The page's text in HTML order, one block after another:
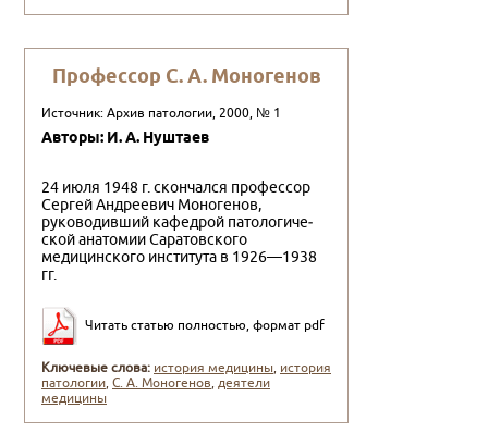
Профессор С. А. Моногенов
Источник: Архив патологии, 2000, № 1
Авторы: И. А. Нуштаев
24 июля 1948 г. скончался профессор
Сергей Андрее­вич Моногенов,
руководивший кафедрой патологиче­
ской анатомии Саратовского
медицинского института в 1926—1938
гг.
Читать статью полностью, формат pdf
Ключевые слова: история медицины, история
патологии,С. А. Моногенов,деятели
медицины